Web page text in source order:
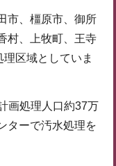
市、橿原市、御所
村、上牧町、王寺
区域としていま
画処理人口約37万
ターで汚水処理を